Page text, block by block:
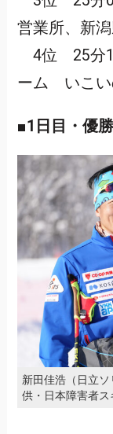
営業所、新潟
4位 25分
ーム いこい
■1日目・優
新田佳浩（日立
供・日本障害者ス